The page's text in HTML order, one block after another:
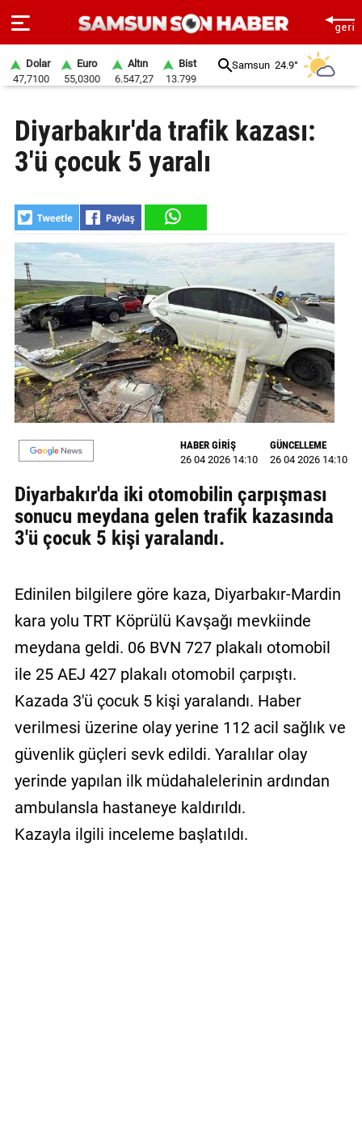
SAYFA
SAMSUN
SAMSUNSPOR
GÜNDEM
SİYASET
EKONOMİ
DÜNYA
MAGAZİN
GALERİ
VİDEO
YAZARLAR
BİZE
ULAŞIN
İletişim
Gizlilik
Politikası
Dolar
47,7100
Euro
55,0300
Altın
6.547,27
Bist
13.799
Samsun 24.9°
Diyarbakır'da trafik kazası:
3'ü çocuk 5 yaralı
HABER GİRİŞ
26 04 2026 14:10
GÜNCELLEME
26 04 2026 14:10
Diyarbakır'da iki otomobilin çarpışması
sonucu meydana gelen trafik kazasında
3'ü çocuk 5 kişi yaralandı.
Edinilen bilgilere göre kaza, Diyarbakır-Mardin
kara yolu TRT Köprülü Kavşağı mevkiinde
meydana geldi. 06 BVN 727 plakalı otomobil
ile 25 AEJ 427 plakalı otomobil çarpıştı.
Kazada 3'ü çocuk 5 kişi yaralandı. Haber
verilmesi üzerine olay yerine 112 acil sağlık ve
güvenlik güçleri sevk edildi. Yaralılar olay
yerinde yapılan ilk müdahalelerinin ardından
ambulansla hastaneye kaldırıldı.
Kazayla ilgili inceleme başlatıldı.